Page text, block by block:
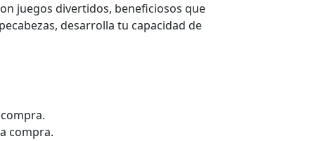
juegos divertidos, beneficiosos que
desarrolla tu capacidad de
compra.